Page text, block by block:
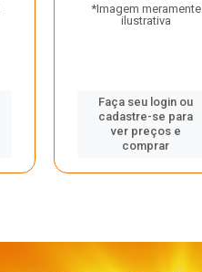
*Imagem meramente
ilustrativa
Faça seu login ou
cadastre-se para
ver preços e
comprar